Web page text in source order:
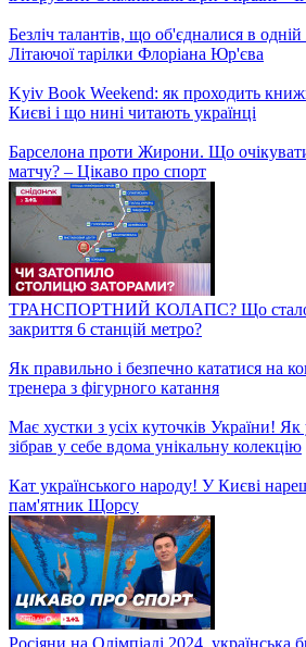
Квітки з місця падіння уламків
Експеримент від Сніданку: чи дійсно в
виробляти та споживати м'яса?
студентів
людський мозок на компʼютері?
80 днів в окупації рятували тварин:
герпетологів з Харкова – Щоденники